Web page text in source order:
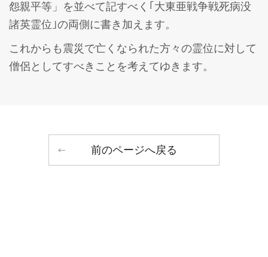
怨親平等」を並べて記すべく｢大東亜戦争戦死病没
諸英霊位｣の両側に書き加えます。
これからも震災で亡くなられた方々の霊位に対して
僧侶としてすべきことを考えてゆきます。
前のページへ戻る